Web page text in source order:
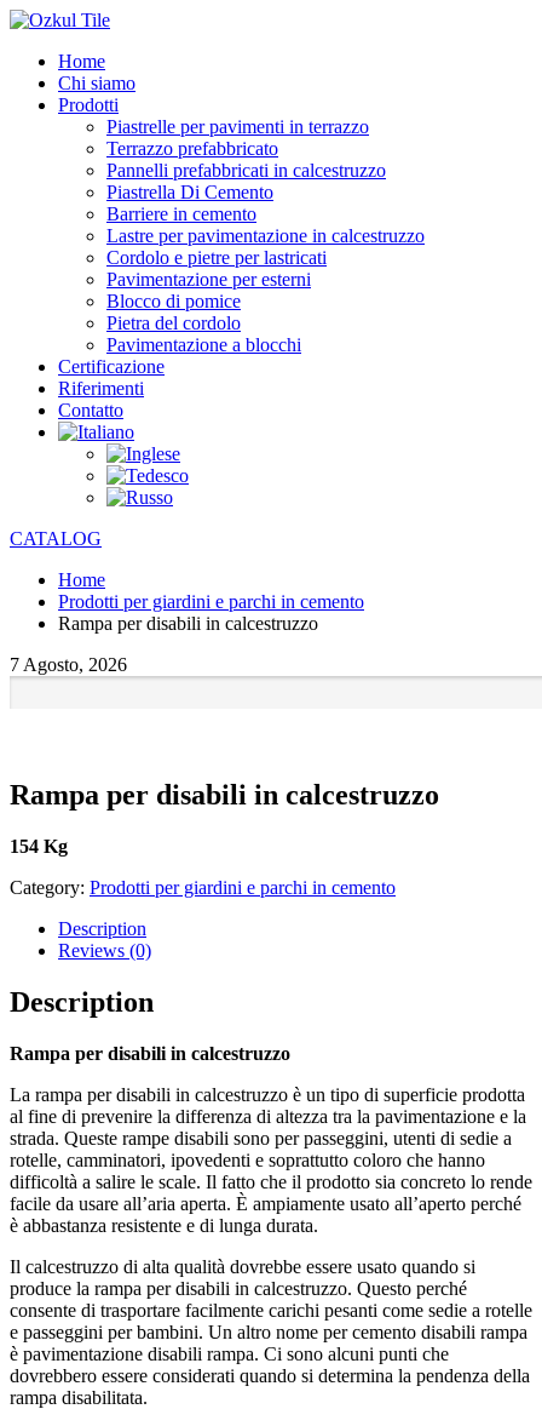
Home
Chi siamo
Prodotti
Piastrelle per pavimenti in terrazzo
Terrazzo prefabbricato
Pannelli prefabbricati in calcestruzzo
Piastrella Di Cemento
Barriere in cemento
Lastre per pavimentazione in calcestruzzo
Cordolo e pietre per lastricati
Pavimentazione per esterni
Blocco di pomice
Pietra del cordolo
Pavimentazione a blocchi
Certificazione
Riferimenti
Contatto
CATALOG
Home
Prodotti per giardini e parchi in cemento
Rampa per disabili in calcestruzzo
7 Agosto, 2026
Rampa per disabili in calcestruzzo
154 Kg
Category: Prodotti per giardini e parchi in cemento
Description
Reviews (0)
Description
Rampa per disabili in calcestruzzo
La rampa per disabili in calcestruzzo è un tipo di superficie prodotta
al fine di prevenire la differenza di altezza tra la pavimentazione e la
strada. Queste rampe disabili sono per passeggini, utenti di sedie a
rotelle, camminatori, ipovedenti e soprattutto coloro che hanno
difficoltà a salire le scale. Il fatto che il prodotto sia concreto lo rende
facile da usare all’aria aperta. È ampiamente usato all’aperto perché
è abbastanza resistente e di lunga durata.
Il calcestruzzo di alta qualità dovrebbe essere usato quando si
produce la rampa per disabili in calcestruzzo. Questo perché
consente di trasportare facilmente carichi pesanti come sedie a rotelle
e passeggini per bambini. Un altro nome per cemento disabili rampa
è pavimentazione disabili rampa. Ci sono alcuni punti che
dovrebbero essere considerati quando si determina la pendenza della
rampa disabilitata.